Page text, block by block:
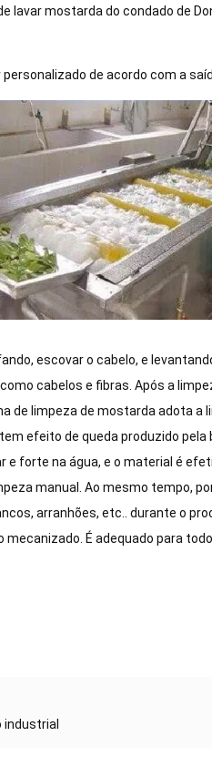
lavar mostarda do condado de
de acordo com a
escovar o cabelo, e
cabelos e fibras. Após a
de limpeza de mostarda adota a
efeito de queda produzido pela
forte na água, e o material é
manual. Ao mesmo tempo,
arranhões, etc.. durante o
É adequado para
industrial